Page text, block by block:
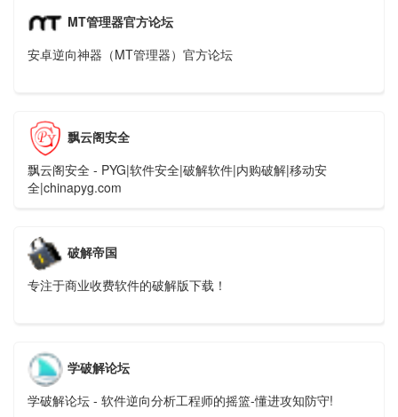
MT管理器官方论坛
安卓逆向神器（MT管理器）官方论坛
飘云阁安全
飘云阁安全 - PYG|软件安全|破解软件|内购破解|移动安
全|chinapyg.com
破解帝国
专注于商业收费软件的破解版下载！
学破解论坛
学破解论坛 - 软件逆向分析工程师的摇篮-懂进攻知防守!